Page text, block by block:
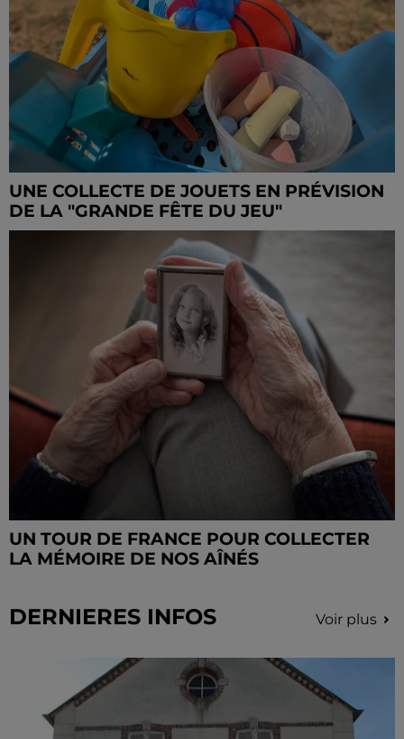
UNE COLLECTE DE JOUETS EN PRÉVISION
DE LA "GRANDE FÊTE DU JEU"
UN TOUR DE FRANCE POUR COLLECTER
LA MÉMOIRE DE NOS AÎNÉS
DERNIERES INFOS Voir plus